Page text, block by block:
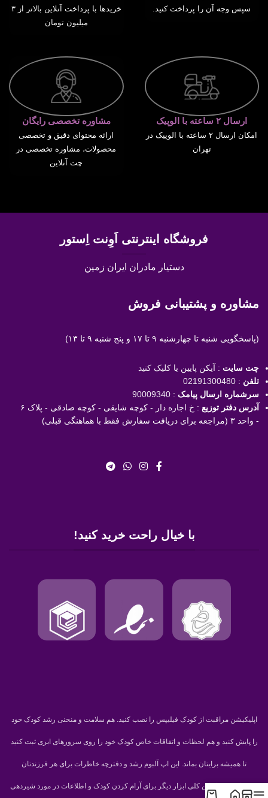
سپس وجه آن را پرداخت کنید.
خریدها با پرداخت آنلاین بالاتر از ۳
میلیون تومان
ارسال ۲ ساعته با الوپیک
امکان ارسال ۲ ساعته با الوپیک در
تهران
مشاوره تخصصی رایگان
ارائه محتوای دقیق و تخصصی
محصولات، مشاوره تخصصی در
چت آنلاین
فروشگاه اینترنتی اَوِنت اِستور
دستیار مادران ایران زمین
مشاوره و پشتیبانی فروش
(پاسخگویی شنبه تا چهارشنبه ۹ تا ۱۷ و پنج شنبه ۹ تا ۱۳)
چت سایت : آیکن پایین یا کلیک کنید
تلفن :
02191300480
سرشماره ارسال پیامک :
90009340
آدرس دفتر توزیع
: خ اجاره دار - کوچه شایقی - کوچه صادقی - پلاک ۶
- واحد ۳ (مراجعه برای دریافت سفارش فقط با هماهنگی قبلی)
با خیال راحت خرید کنید!
اپلیکیشن مراقبت از کودک فیلیپس را نصب کنید. هم سلامت و منحنی رشد کودک خود
را پایش کنید و هم لحظات و اتفاقات خاص کودک خود را روی سرورهای ابری ثبت کنید
تا همیشه برایتان بماند. این اپ آلبوم رشد و دفترچه خاطرات برای هر فرزندتان
می‌سازد. غیر از این کلی ابزار دیگر برای آرام کردن کودک و اطلاعات در مورد شیردهی